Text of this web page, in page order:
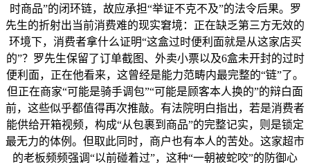
时商品”的闭环链，故应承担“举证不克不及”的法令后果。罗
先生的折射出当前消费难的现实窘境：正在缺乏第三方无效的
环境下，消费者拿什么证明“这盒过时便利面就是从这家店买
的”？罗先生保留了订单截图、外卖小票以及6盒未开封的过时
便利面，正在他看来，这曾经是能力范畴内最完整的“链”了。
但正在商家“可能是骑手调包”“可能是顾客本人换的”的辩白面
前，这些似乎都值得再次推敲。有法院明白指出，若是消费者
能供给开箱视频，构成“从包裹到商品”的完整记实，则是锁定
最无力的体例。但取此同时，商户也有本人的苦处。这家超市
的老板频频强调“以前碰着过”，这种“一朝被蛇咬”的防御心